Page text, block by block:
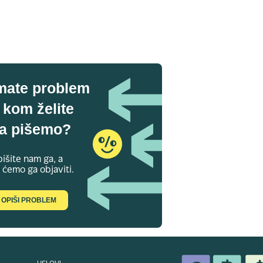
problem
kom želite
pišemo?
nam ga, a
ćemo ga objaviti.
OPIŠI PROBLEM